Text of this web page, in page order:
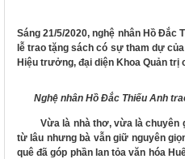
Sáng 21/5/2020, nghệ nhân Hồ Đắc
lễ trao tặng sách có sự tham dự
Hiệu trưởng, đại diện Khoa Quản trị
Nghệ nhân Hồ Đắc Thiếu Anh
Vừa là nhà thơ, vừa là chuyên
từ lâu nhưng bà vẫn giữ nguyên
quê đã góp phần lan tỏa văn hóa